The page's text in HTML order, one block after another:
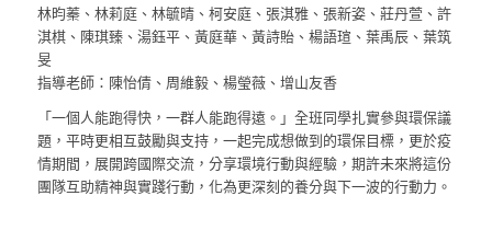
林昀蓁、林莉庭、林毓晴、柯安庭、張淇雅、張新姿、莊丹萱、許
淇棋、陳琪臻、湯鈺平、黃庭華、黃詩貽、楊語瑄、葉禹辰、葉筑
旻
指導老師：陳怡倩、周維毅、楊瑩薇、增山友香
「一個人能跑得快，一群人能跑得遠。」全班同學扎實參與環保議
題，平時更相互鼓勵與支持，一起完成想做到的環保目標，更於疫
情期間，展開跨國際交流，分享環境行動與經驗，期許未來將這份
團隊互助精神與實踐行動，化為更深刻的養分與下一波的行動力。